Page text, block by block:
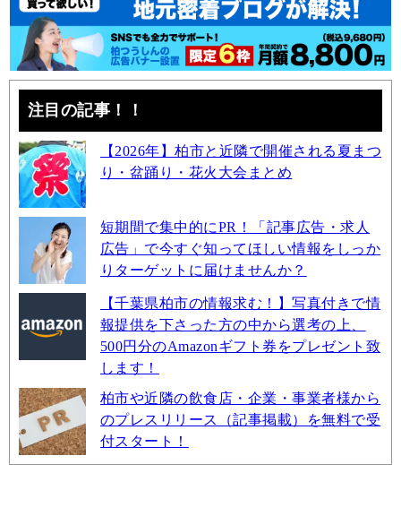
注目の記事！！
【2026年】柏市と近隣で開催される夏まつ
り・盆踊り・花火大会まとめ
短期間で集中的にPR！「記事広告・求人
広告」で今すぐ知ってほしい情報をしっか
りターゲットに届けませんか？
【千葉県柏市の情報求む！】写真付きで情
報提供を下さった方の中から選考の上、
500円分のAmazonギフト券をプレゼント致
します！
柏市や近隣の飲食店・企業・事業者様から
のプレスリリース（記事掲載）を無料で受
付スタート！